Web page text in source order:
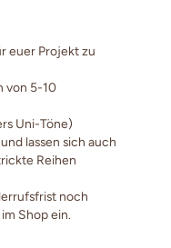
euer Projekt zu
von 5-10
Uni-Töne)
lassen sich auch
Reihen
noch
Shop ein.